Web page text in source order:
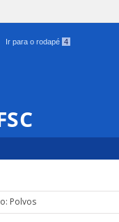
Ir para o rodapé 4
Polvos